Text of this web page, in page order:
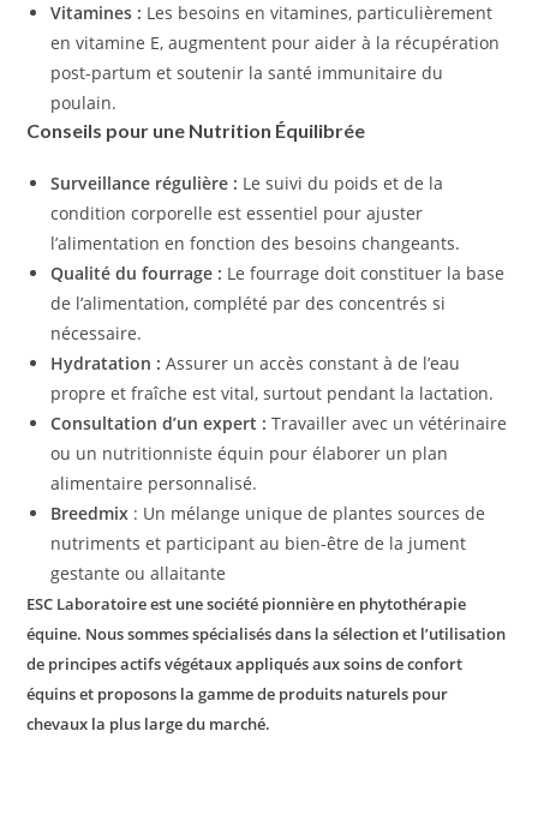
Vitamines : Les besoins en vitamines, particulièrement
en vitamine E, augmentent pour aider à la récupération
post-partum et soutenir la santé immunitaire du
poulain.
Conseils pour une Nutrition Équilibrée
Surveillance régulière : Le suivi du poids et de la
condition corporelle est essentiel pour ajuster
l’alimentation en fonction des besoins changeants.
Qualité du fourrage : Le fourrage doit constituer la base
de l’alimentation, complété par des concentrés si
nécessaire.
Hydratation : Assurer un accès constant à de l’eau
propre et fraîche est vital, surtout pendant la lactation.
Consultation d’un expert : Travailler avec un vétérinaire
ou un nutritionniste équin pour élaborer un plan
alimentaire personnalisé.
Breedmix : Un mélange unique de plantes sources de
nutriments et participant au bien-être de la jument
gestante ou allaitante
ESC Laboratoire est une société pionnière en phytothérapie
équine. Nous sommes spécialisés dans la sélection et l’utilisation
de principes actifs végétaux appliqués aux soins de confort
équins et proposons la gamme de produits naturels pour
chevaux la plus large du marché.